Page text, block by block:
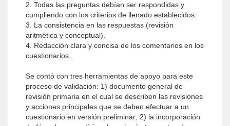
2. Todas las preguntas debían ser respondidas y
cumpliendo con los criterios de llenado establecidos.
3. La consistencia en las respuestas (revisión
aritmética y conceptual).
4. Redacción clara y concisa de los comentarios en los
cuestionarios.
Se contó con tres herramientas de apoyo para este
proceso de validación: 1) documento general de
revisión primaria en el cual se describen las revisiones
y acciones principales que se deben efectuar a un
cuestionario en versión preliminar; 2) la incorporación